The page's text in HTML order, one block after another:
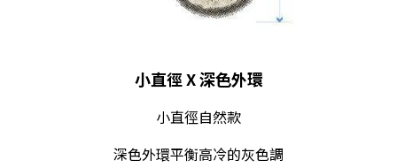
小直徑 X 深色外環
小直徑自然款
深色外環平衡高冷的灰色調